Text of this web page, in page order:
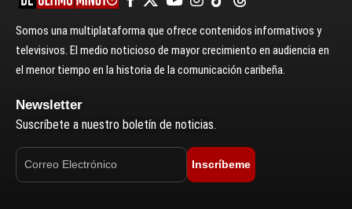
Somos una multiplataforma que ofrece contenidos informativos y
televisivos. El medio noticioso de mayor crecimiento en audiencia en
el menor tiempo en la historia de la comunicación caribeña.
Newsletter
Suscríbete a nuestro boletín de noticias.
Inscríbeme